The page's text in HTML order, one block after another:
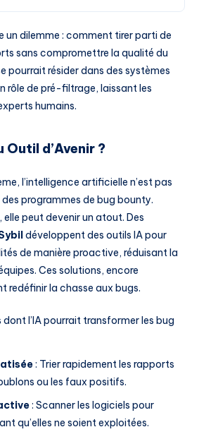
un dilemme : comment tirer parti de
sans compromettre la qualité du
pourrait résider dans des systèmes
rôle de pré-filtrage, laissant les
humains.
Outil d’Avenir ?
l’intelligence artificielle n’est pas
programmes de bug bounty.
peut devenir un atout. Des
développent des outils IA pour
de manière proactive, réduisant la
Ces solutions, encore
redéfinir la chasse aux bugs.
l’IA pourrait transformer les bug
: Trier rapidement les rapports
ou les faux positifs.
: Scanner les logiciels pour
qu’elles ne soient exploitées.